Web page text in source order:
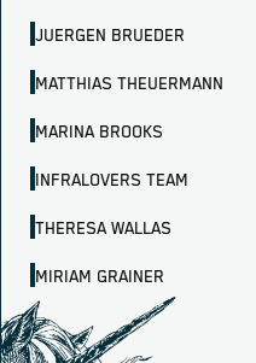
JUERGEN BRUEDER
MATTHIAS THEUERMANN
MARINA BROOKS
INFRALOVERS TEAM
THERESA WALLAS
MIRIAM GRAINER